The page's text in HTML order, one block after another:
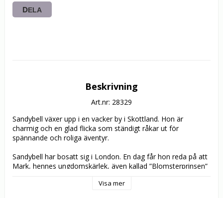
DELA
Beskrivning
Art.nr: 28329
Sandybell växer upp i en vacker by i Skottland. Hon är
charmig och en glad flicka som ständigt råkar ut för
spännande och roliga äventyr.
Sandybell har bosatt sig i London. En dag får hon reda på att
Mark, hennes ungdomskärlek, även kallad ”Blomsterprinsen”
chans att få träffa honom igen. Skall hon lyckas hitta Mark?
Visa mer